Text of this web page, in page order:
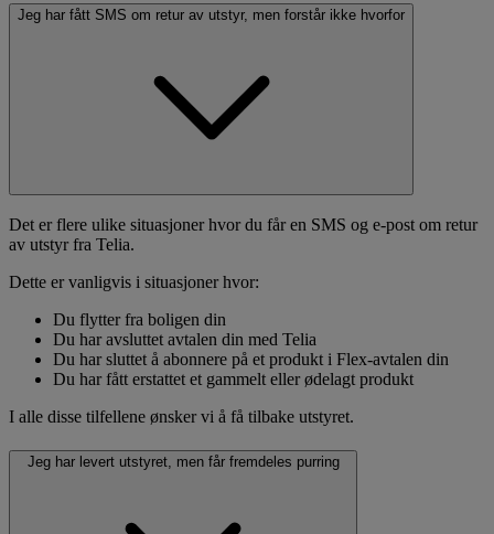
Jeg har fått SMS om retur av utstyr, men forstår ikke hvorfor
Det er flere ulike situasjoner hvor du får en SMS og e-post om retur
av utstyr fra Telia.
Dette er vanligvis i situasjoner hvor:
Du flytter fra boligen din
Du har avsluttet avtalen din med Telia
Du har sluttet å abonnere på et produkt i Flex-avtalen din
Du har fått erstattet et gammelt eller ødelagt produkt
I alle disse tilfellene ønsker vi å få tilbake utstyret.
Jeg har levert utstyret, men får fremdeles purring